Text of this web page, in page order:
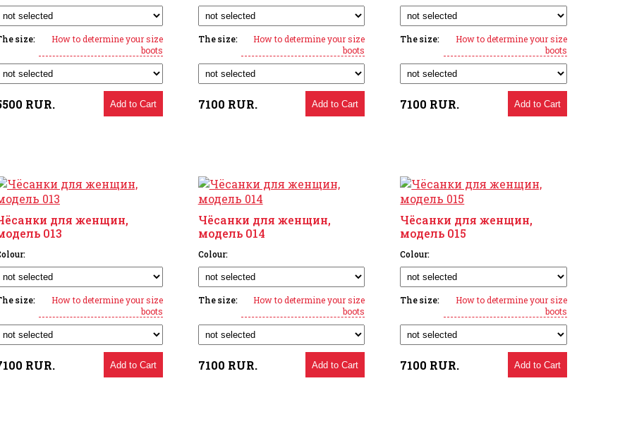
size:
How to determine your size
boots
RUR. Add to Cart
The size:
How to determine your size
boots
7100 RUR. Add to Cart
The size:
How to determine your size
boots
7100 RUR. Add to Cart
для женщин,
013
size:
How to determine your size
boots
RUR. Add to Cart
Чёсанки для женщин,
модель 014
Colour:
The size:
How to determine your size
boots
7100 RUR. Add to Cart
Чёсанки для женщин,
модель 015
Colour:
The size:
How to determine your size
boots
7100 RUR. Add to Cart